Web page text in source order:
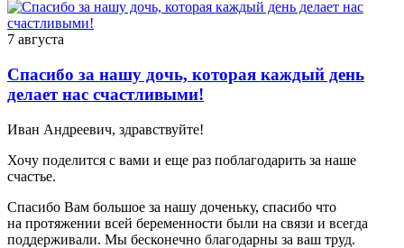
7 августа
Спасибо за нашу дочь, которая каждый день
делает нас счастливыми!
Иван Андреевич, здравствуйте!
Хочу поделится с вами и еще раз поблагодарить за наше
счастье.
Спасибо Вам большое за нашу доченьку, спасибо что
на протяжении всей беременности были на связи и всегда
поддерживали. Мы бесконечно благодарны за ваш труд.